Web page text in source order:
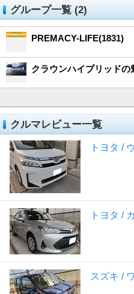
グループ一覧 (2)
PREMACY-LIFE(1831)
クラウンハイブリッドの
クルマレビュー一覧
トヨタ /
トヨタ /
スズキ /